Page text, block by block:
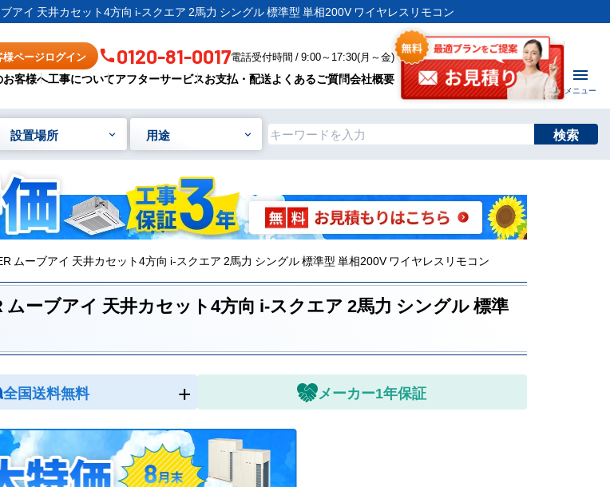
アイ 天井カセット4方向 i-スクエア 2馬力 シングル 標準型 単相200V ワイヤレスリモコン
様ページログイン 0120-81-0017電話受付時間 / 9:00～17:30(月～金)
客様へ工事についてアフターサービスお支払・配送よくあるご質問会社概要
メニュー
設置場所 用途 検索
ムーブアイ 天井カセット4方向 i-スクエア 2馬力 シングル 標準型 単相200V ワイヤレスリモコン
ーブアイ 天井カセット4方向 i-スクエア 2馬力 シングル 標準
全国送料無料 メーカー1年保証